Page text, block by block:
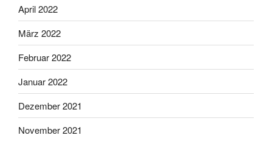
April 2022
März 2022
Februar 2022
Januar 2022
Dezember 2021
November 2021